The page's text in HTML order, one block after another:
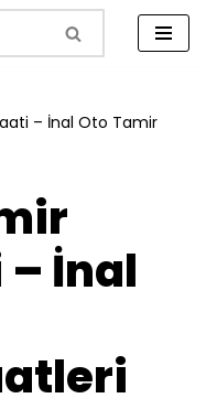
– İnal Oto Tamir
– İnal